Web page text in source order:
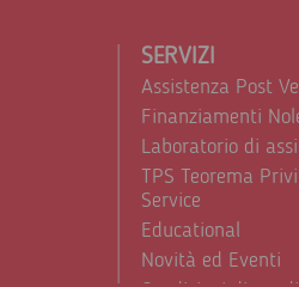
SERVIZI
Assistenza Post
Finanziamenti
Laboratorio di
TPS Teorema
Service
Educational
Novità ed Eventi